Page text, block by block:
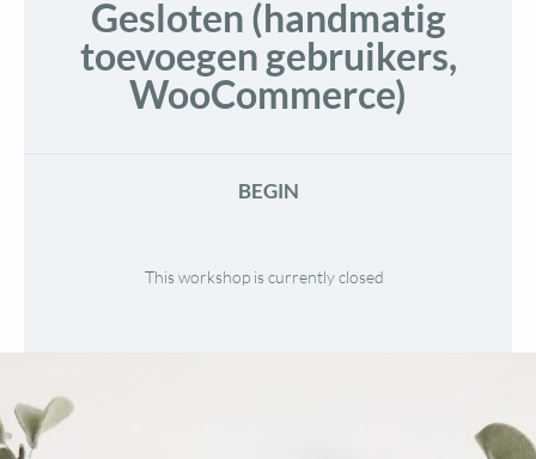
Gesloten (handmatig
toevoegen gebruikers,
WooCommerce)
BEGIN
This workshop is currently closed